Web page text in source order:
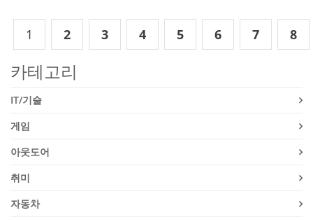
1 2 3 4 5 6 7 8
카테고리
IT/기술
게임
아웃도어
취미
자동차